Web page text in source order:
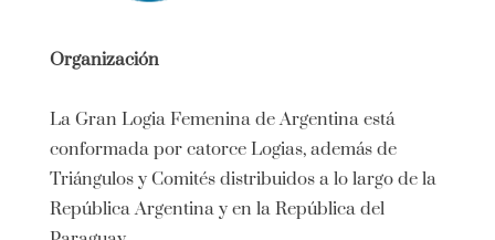
Organización
La Gran Logia Femenina de Argentina está
conformada por catorce Logias, además de
Triángulos y Comités distribuidos a lo largo de la
República Argentina y en la República del